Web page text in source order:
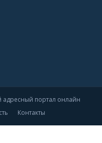
портал онлайн
Контакты